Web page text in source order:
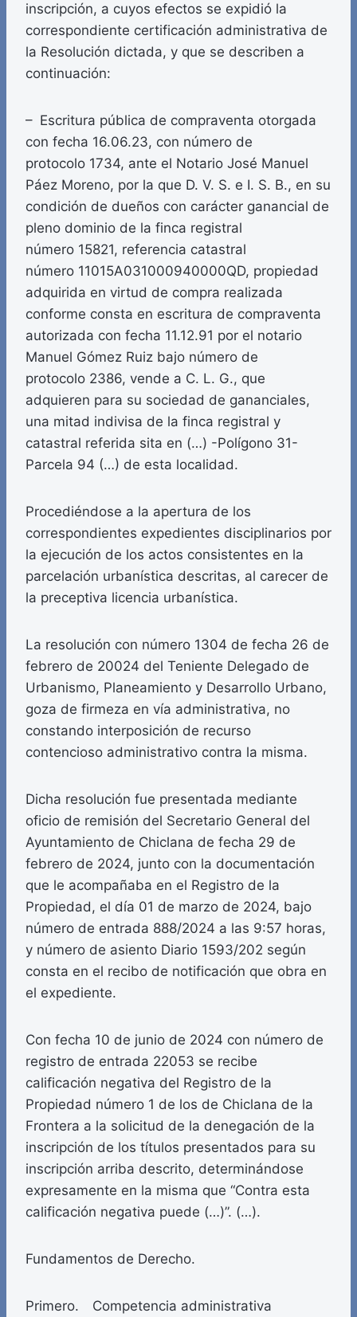
inscripción, a cuyos efectos se expidió la
correspondiente certificación administrativa de
la Resolución dictada, y que se describen a
continuación:
– Escritura pública de compraventa otorgada
con fecha 16.06.23, con número de
protocolo 1734, ante el Notario José Manuel
Páez Moreno, por la que D. V. S. e I. S. B., en su
condición de dueños con carácter ganancial de
pleno dominio de la finca registral
número 15821, referencia catastral
número 11015A031000940000QD, propiedad
adquirida en virtud de compra realizada
conforme consta en escritura de compraventa
autorizada con fecha 11.12.91 por el notario
Manuel Gómez Ruiz bajo número de
protocolo 2386, vende a C. L. G., que
adquieren para su sociedad de gananciales,
una mitad indivisa de la finca registral y
catastral referida sita en (…) -Polígono 31-
Parcela 94 (…) de esta localidad.
Procediéndose a la apertura de los
correspondientes expedientes disciplinarios por
la ejecución de los actos consistentes en la
parcelación urbanística descritas, al carecer de
la preceptiva licencia urbanística.
La resolución con número 1304 de fecha 26 de
febrero de 20024 del Teniente Delegado de
Urbanismo, Planeamiento y Desarrollo Urbano,
goza de firmeza en vía administrativa, no
constando interposición de recurso
contencioso administrativo contra la misma.
Dicha resolución fue presentada mediante
oficio de remisión del Secretario General del
Ayuntamiento de Chiclana de fecha 29 de
febrero de 2024, junto con la documentación
que le acompañaba en el Registro de la
Propiedad, el día 01 de marzo de 2024, bajo
número de entrada 888/2024 a las 9:57 horas,
y número de asiento Diario 1593/202 según
consta en el recibo de notificación que obra en
el expediente.
Con fecha 10 de junio de 2024 con número de
registro de entrada 22053 se recibe
calificación negativa del Registro de la
Propiedad número 1 de los de Chiclana de la
Frontera a la solicitud de la denegación de la
inscripción de los títulos presentados para su
inscripción arriba descrito, determinándose
expresamente en la misma que “Contra esta
calificación negativa puede (…)”. (…).
Fundamentos de Derecho.
Primero. Competencia administrativa